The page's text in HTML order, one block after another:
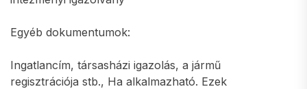
Egyéb dokumentumok:
Ingatlancím, társasházi igazolás, a jármű
regisztrációja stb., Ha alkalmazható. Ezek